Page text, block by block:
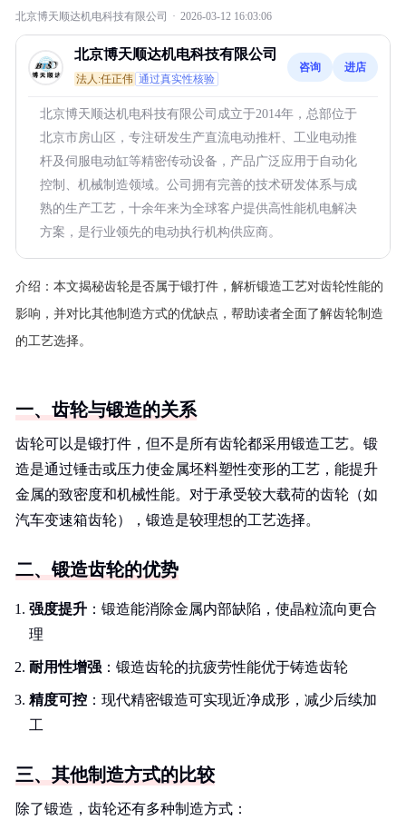
北京博天顺达机电科技有限公司 · 2026-03-12 16:03:06
北京博天顺达机电科技有限公司
法人:任正伟 通过真实性核验
咨询 进店
北京博天顺达机电科技有限公司成立于2014年，总部位于
北京市房山区，专注研发生产直流电动推杆、工业电动推
杆及伺服电动缸等精密传动设备，产品广泛应用于自动化
控制、机械制造领域。公司拥有完善的技术研发体系与成
熟的生产工艺，十余年来为全球客户提供高性能机电解决
方案，是行业领先的电动执行机构供应商。
介绍： 本文揭秘齿轮是否属于锻打件，解析锻造工艺对齿轮性能的
影响，并对比其他制造方式的优缺点，帮助读者全面了解齿轮制造
的工艺选择。
一、齿轮与锻造的关系
齿轮可以是锻打件，但不是所有齿轮都采用锻造工艺。锻
造是通过锤击或压力使金属坯料塑性变形的工艺，能提升
金属的致密度和机械性能。对于承受较大载荷的齿轮（如
汽车变速箱齿轮），锻造是较理想的工艺选择。
二、锻造齿轮的优势
强度提升 ：锻造能消除金属内部缺陷，使晶粒流向更合
理
耐用性增强 ：锻造齿轮的抗疲劳性能优于铸造齿轮
精度可控 ：现代精密锻造可实现近净成形，减少后续加
工
三、其他制造方式的比较
除了锻造，齿轮还有多种制造方式：